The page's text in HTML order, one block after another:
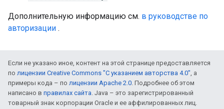
Дополнительную информацию см. в руководстве по
авторизации .
Если не указано иное, контент на этой странице предоставляется
по лицензии Creative Commons "С указанием авторства 4.0", а
примеры кода – по лицензии Apache 2.0. Подробнее об этом
написано в правилах сайта. Java – это зарегистрированный
товарный знак корпорации Oracle и ее аффилированных лиц.